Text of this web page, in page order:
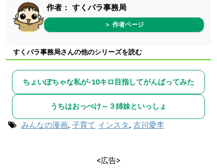
作者： すくパラ事務局
＞ 作者ページ
すくパラ事務局さんの他のシリーズを読む
ちょいぽちゃな私が-10キロ目指してがんばってみた
うちはおっぺけ～３姉妹といっしょ
みんなの漫画, 子育て インスタ , 古川愛李
<広告>